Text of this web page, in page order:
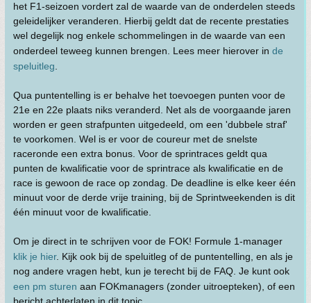
het F1-seizoen vordert zal de waarde van de onderdelen steeds
geleidelijker veranderen. Hierbij geldt dat de recente prestaties
wel degelijk nog enkele schommelingen in de waarde van een
onderdeel teweeg kunnen brengen. Lees meer hierover in de
speluitleg
Qua puntentelling is er behalve het toevoegen punten voor de
21e en 22e plaats niks veranderd. Net als de voorgaande jaren
worden er geen strafpunten uitgedeeld, om een 'dubbele straf'
te voorkomen. Wel is er voor de coureur met de snelste
raceronde een extra bonus. Voor de sprintraces geldt qua
punten de kwalificatie voor de sprintrace als kwalificatie en de
race is gewoon de race op zondag. De deadline is elke keer één
minuut voor de derde vrije training, bij de Sprintweekenden is dit
één minuut voor de kwalificatie.
Om je direct in te schrijven voor de FOK! Formule 1-manager
klik je hier. Kijk ook bij de speluitleg of de puntentelling, en als je
nog andere vragen hebt, kun je terecht bij de FAQ. Je kunt ook
een pm sturen aan FOKmanagers (zonder uitroepteken), of een